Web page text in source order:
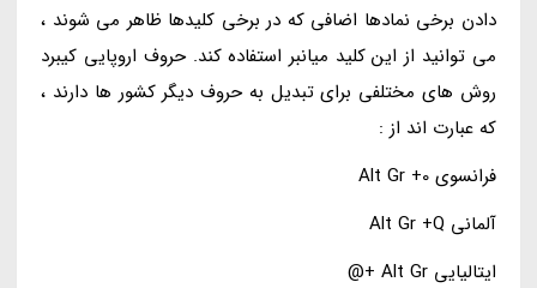
دادن برخی نمادها اضافی که در برخی کلیدها ظاهر می شوند ،
می توانید از این کلید میانبر استفاده کند. حروف اروپایی کیبرد
روش های مختلفی برای تبدیل به حروف دیگر کشور ها دارند ،
که عبارت اند از :
فرانسوی Alt Gr +0
آلمانی Alt Gr +Q
ایتالیایی Alt Gr +@